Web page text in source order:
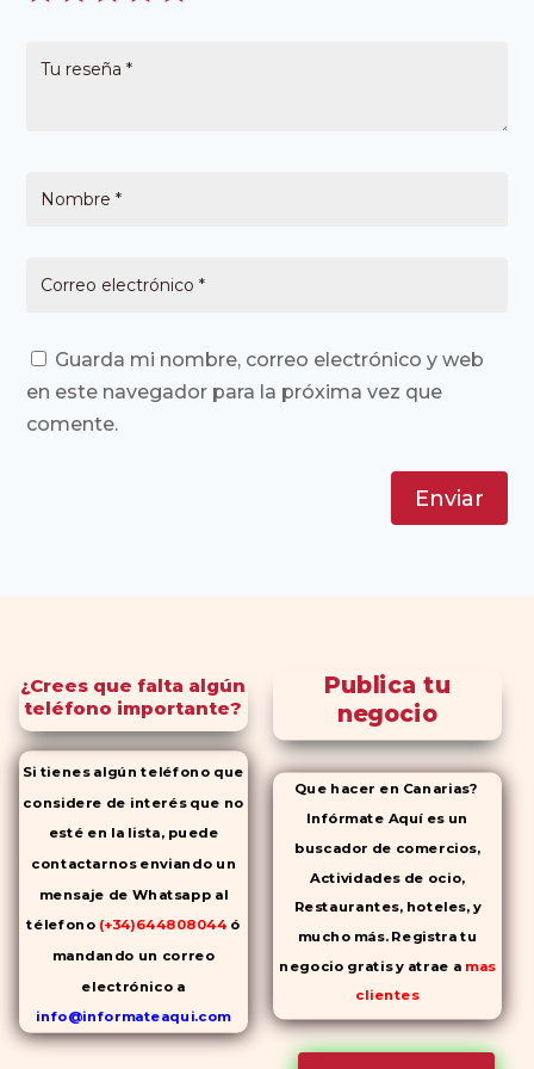
Guarda mi nombre, correo electrónico y web
en este navegador para la próxima vez que
comente.
Enviar
¿Crees que falta algún
teléfono importante?
Si tienes algún teléfono que
considere de interés que no
esté en la lista, puede
contactarnos enviando un
mensaje de Whatsapp al
télefono (+34)644808044 ó
mandando un correo
electrónico a
info@informateaqui.com
Mientras que antes la
Publica tu
negocio
Que hacer en Canarias?
Infórmate Aquí es un
buscador de comercios,
Actividades de ocio,
Restaurantes, hoteles, y
mucho más. Registra tu
negocio gratis y atrae a mas
clientes